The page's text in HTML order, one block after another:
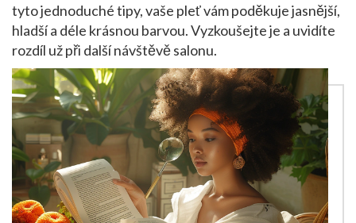
tyto jednoduché tipy, vaše pleť vám poděkuje jasnější,
hladší a déle krásnou barvou. Vyzkoušejte je a uvidíte
rozdíl už při další návštěvě salonu.